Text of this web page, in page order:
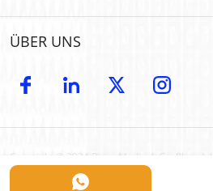
PRODUKTE
OEM- und ODM-Modelle
GROSSHANDEL
UM
Maßgeschneidert
Erste Hilfe für Haustiere
ÜBER UNS
Einführung
Copyright © 2024 Risen Medical:
| Anbieter individuell anpassbarer